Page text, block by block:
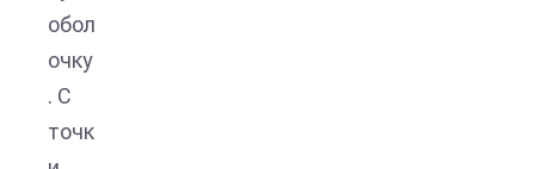
обол
очку
. С
точк